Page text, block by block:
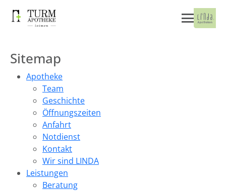
Sitemap
Apotheke
Team
Geschichte
Öffnungszeiten
Anfahrt
Notdienst
Kontakt
Wir sind LINDA
Leistungen
Beratung